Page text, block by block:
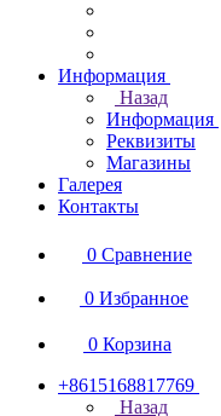
Информация
Назад
Информация
Реквизиты
Магазины
Галерея
Контакты
0 Сравнение
0 Избранное
0 Корзина
+8615168817769
Назад